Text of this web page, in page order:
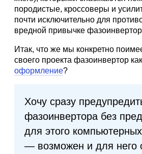
породистые, кроссоверы и
почти исключительно для
вредной привычке
Итак, что же мы конкретно
своего проекта фазоинвертор как
оформление?
Хочу сразу
фазоинвертора без
для этого
— возможен и для него